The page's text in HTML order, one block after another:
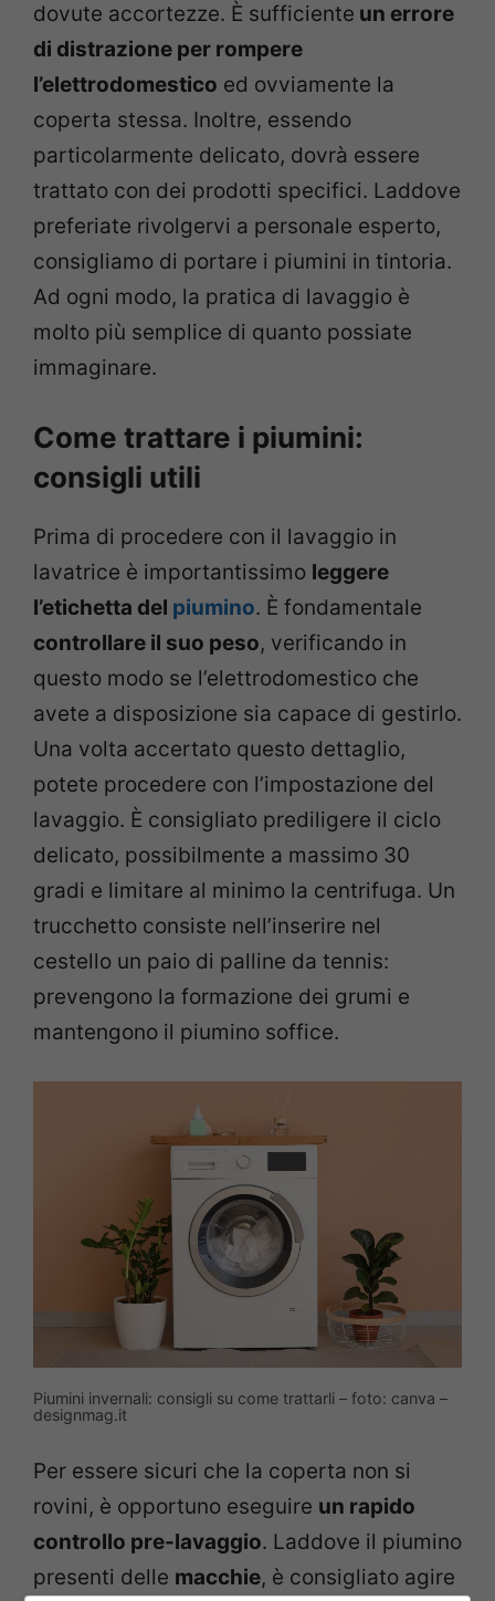
dovute accortezze. È sufficiente un errore
di distrazione per rompere
l’elettrodomestico ed ovviamente la
coperta stessa. Inoltre, essendo
particolarmente delicato, dovrà essere
trattato con dei prodotti specifici. Laddove
preferiate rivolgervi a personale esperto,
consigliamo di portare i piumini in tintoria.
Ad ogni modo, la pratica di lavaggio è
molto più semplice di quanto possiate
immaginare.
Come trattare i piumini:
consigli utili
Prima di procedere con il lavaggio in
lavatrice è importantissimo leggere
l’etichetta del piumino. È fondamentale
controllare il suo peso, verificando in
questo modo se l’elettrodomestico che
avete a disposizione sia capace di gestirlo.
Una volta accertato questo dettaglio,
potete procedere con l’impostazione del
lavaggio. È consigliato prediligere il ciclo
delicato, possibilmente a massimo 30
gradi e limitare al minimo la centrifuga. Un
trucchetto consiste nell’inserire nel
cestello un paio di palline da tennis:
prevengono la formazione dei grumi e
mantengono il piumino soffice.
Piumini invernali: consigli su come trattarli – foto: canva –
designmag.it
Per essere sicuri che la coperta non si
rovini, è opportuno eseguire un rapido
controllo pre-lavaggio. Laddove il piumino
presenti delle macchie, è consigliato agire